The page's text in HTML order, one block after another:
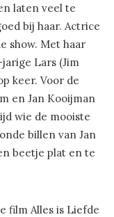
laten veel te
bij haar. Actrice
show. Met haar
Lars (Jim
keer. Voor de
en Jan Kooijman
wie de mooiste
billen van Jan
beetje plat en te
film Alles is Liefde